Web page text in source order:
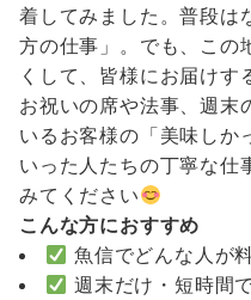
着してみました。普段は
方の仕事」。でも、この
くして、皆様にお届けす
お祝いの席や法事、週末
いるお客様の「美味しか
いった人たちの丁寧な仕
みてください
こんな方におすすめ
魚信でどんな人が
週末だけ・短時間